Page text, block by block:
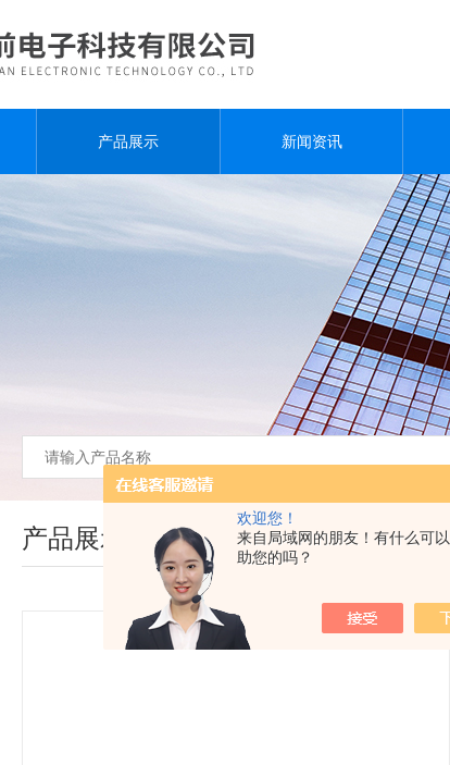
欢迎您！
来自局域网的朋友！有什么可
助您的吗？
产品展示 新闻资讯
产品展示 您现在的位置